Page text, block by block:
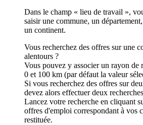
Dans le champ « lieu de travail »,
saisir une commune, un
un continent.
Vous recherchez des offres sur une
alentours ?
Vous pouvez y associer un rayon de
0 et 100 km (par défaut la valeur
Si vous recherchez des offres sur
devez alors effectuer deux
Lancez votre recherche en cliquant
offres d'emploi correspondant à vos
restituée.